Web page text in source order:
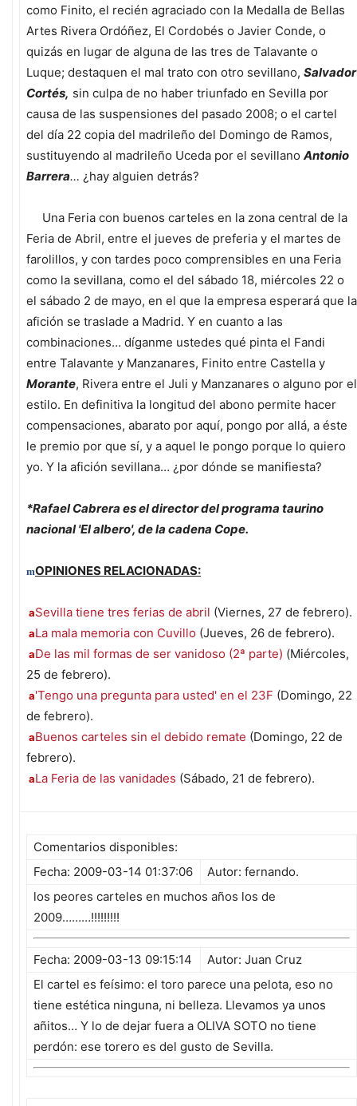
como Finito, el recién agraciado con la Medalla de Bellas
Artes Rivera Ordóñez, El Cordobés o Javier Conde, o
quizás en lugar de alguna de las tres de Talavante o
Luque; destaquen el mal trato con otro sevillano, Salvador
Cortés, sin culpa de no haber triunfado en Sevilla por
causa de las suspensiones del pasado 2008; o el cartel
del día 22 copia del madrileño del Domingo de Ramos,
sustituyendo al madrileño Uceda por el sevillano Antonio
Barrera… ¿hay alguien detrás?
Una Feria con buenos carteles en la zona central de la
Feria de Abril, entre el jueves de preferia y el martes de
farolillos, y con tardes poco comprensibles en una Feria
como la sevillana, como el del sábado 18, miércoles 22 o
el sábado 2 de mayo, en el que la empresa esperará que la
afición se traslade a Madrid. Y en cuanto a las
combinaciones… díganme ustedes qué pinta el Fandi
entre Talavante y Manzanares, Finito entre Castella y
Morante, Rivera entre el Juli y Manzanares o alguno por el
estilo. En definitiva la longitud del abono permite hacer
compensaciones, abarato por aquí, pongo por allá, a éste
le premio por que sí, y a aquel le pongo porque lo quiero
yo. Y la afición sevillana… ¿por dónde se manifiesta?
*Rafael Cabrera es el director del programa taurino
nacional 'El albero', de la cadena Cope.
mOPINIONES RELACIONADAS:
aSevilla tiene tres ferias de abril (Viernes, 27 de febrero).
aLa mala memoria con Cuvillo (Jueves, 26 de febrero).
aDe las mil formas de ser vanidoso (2ª parte) (Miércoles,
25 de febrero).
a'Tengo una pregunta para usted' en el 23F (Domingo, 22
de febrero).
aBuenos carteles sin el debido remate (Domingo, 22 de
febrero).
aLa Feria de las vanidades (Sábado, 21 de febrero).
Comentarios disponibles:
Fecha: 2009-03-14 01:37:06
Autor: fernando.
los peores carteles en muchos años los de
2009………!!!!!!!!!
Fecha: 2009-03-13 09:15:14
Autor: Juan Cruz
El cartel es feísimo: el toro parece una pelota, eso no
tiene estética ninguna, ni belleza. Llevamos ya unos
añitos… Y lo de dejar fuera a OLIVA SOTO no tiene
perdón: ese torero es del gusto de Sevilla.